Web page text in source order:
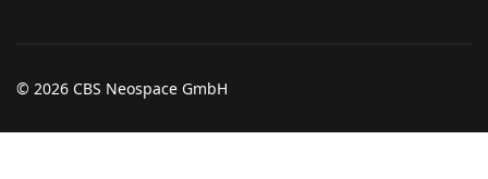
© 2026 CBS Neospace GmbH